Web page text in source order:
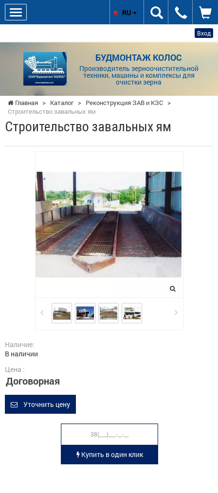
Вход
БУДМОНТАЖ КОЛОС
Производитель зерноочистительной
техники, машины и комплексы для
очистки зерна
RU
Главная > Каталог > Реконструкция ЗАВ и КЗС >
Строительство завальных ям
Строительство завальных ям
Наличие:
В наличии
Цена :
Договорная
Уточнить цену
Купить в один клик